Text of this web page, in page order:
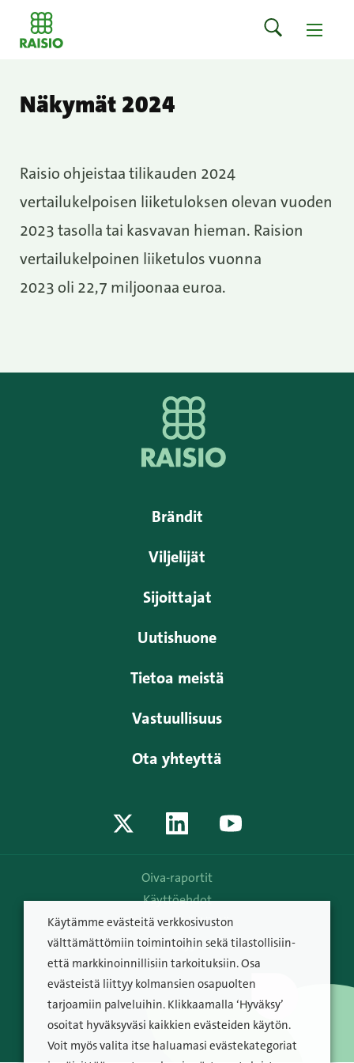
Näkymät 2024
Raisio ohjeistaa tilikauden 2024
vertailukelpoisen liiketuloksen olevan vuoden
2023 tasolla tai kasvavan hieman. Raision
vertailukelpoinen liiketulos vuonna
2023 oli 22,7 miljoonaa euroa.
Brändit
Viljelijät
Sijoittajat
Uutishuone
Tietoa meistä
Vastuullisuus
Ota yhteyttä
Oiva-raportit
Käyttöehdot
Tietosuojakäytäntö
© Raisio Oyj 2026
Käytämme evästeitä verkkosivuston
välttämättömiin toimintoihin sekä tilastollisiin-
että markkinoinnillisiin tarkoituksiin. Osa
evästeistä liittyy kolmansien osapuolten
tarjoamiin palveluihin. Klikkaamalla ‘Hyväksy’
osoitat hyväksyväsi kaikkien evästeiden käytön.
Voit myös valita itse haluamasi evästekategoriat